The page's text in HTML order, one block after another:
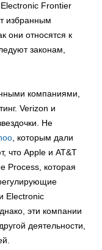
Frontier
избранным
они относятся к
законам,
компаниями,
Verizon и
Не
, которым дали
что Apple и AT&T
Process, которая
Electronic
эти компании
деятельности,